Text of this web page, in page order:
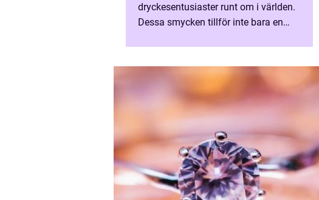
dryckesentusiaster runt om i världen.
Dessa smycken tillför inte bara en